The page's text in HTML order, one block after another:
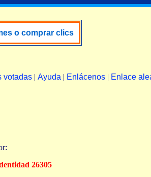
o comprar clics
votadas| Ayuda | Enlácenos| Enlace
26305